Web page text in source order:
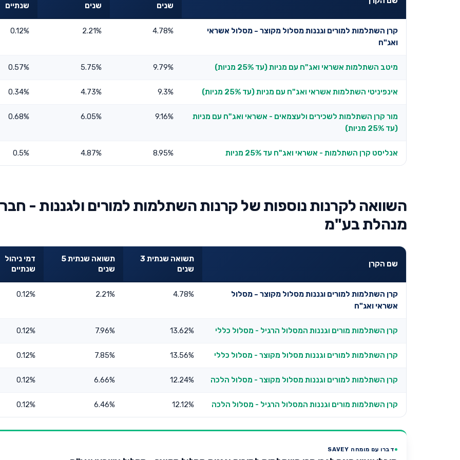
שנים
שנים
שנתיים
קרן השתלמות למורים וגננות מסלול מקוצר - מסלול אשראי
ואג"ח
4.78%
2.21%
0.12%
מיטב השתלמות אשראי ואג"ח עם מניות (עד 25% מניות) 9.79%
5.75%
0.57%
אינפיניטי השתלמות אשראי ואג"ח עם מניות (עד 25% מניות) 9.3%
4.73%
0.34%
מור קרן השתלמות לשכירים ולעצמאים - אשראי ואג"ח עם מניות
(עד 25% מניות)
9.16%
6.05%
0.68%
אנליסט קרן השתלמות - אשראי ואג"ח עד 25% מניות 8.95%
4.87%
0.5%
השוואה לקרנות נוספות של קרנות השתלמות למורים ולגננות -
מנהלת בע"מ
שם הקרן
תשואה שנתית 3
שנים
תשואה שנתית 5
שנים
דמי ניהול
שנתיים
קרן השתלמות למורים וגננות מסלול מקוצר - מסלול
אשראי ואג"ח
4.78%
2.21%
0.12%
קרן השתלמות מורים וגננות המסלול הרגיל - מסלול כללי 13.62%
7.96%
0.12%
קרן השתלמות למורים וגננות מסלול מקוצר - מסלול כללי 13.56%
7.85%
0.12%
קרן השתלמות למורים וגננות מסלול מקוצר - מסלול הלכה 12.24%
6.66%
0.12%
קרן השתלמות מורים וגננות המסלול הרגיל - מסלול הלכה 12.12%
6.46%
0.12%
דברו עם מומחה SAVEY